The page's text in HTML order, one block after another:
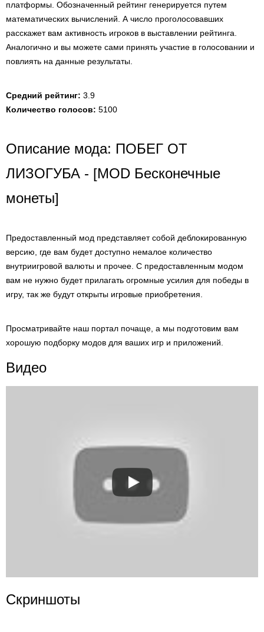
платформы. Обозначенный рейтинг генерируется путем
математических вычислений. А число проголосовавших
расскажет вам активность игроков в выставлении рейтинга.
Аналогично и вы можете сами принять участие в голосовании и
повлиять на данные результаты.
Средний рейтинг: 3.9
Количество голосов: 5100
Описание мода: ПОБЕГ ОТ
ЛИЗОГУБА - [MOD Бесконечные
монеты]
Предоставленный мод представляет собой деблокированную
версию, где вам будет доступно немалое количество
внутриигровой валюты и прочее. С предоставленным модом
вам не нужно будет прилагать огромные усилия для победы в
игру, так же будут открыты игровые приобретения.
Просматривайте наш портал почаще, а мы подготовим вам
хорошую подборку модов для ваших игр и приложений.
Видео
Скриншоты